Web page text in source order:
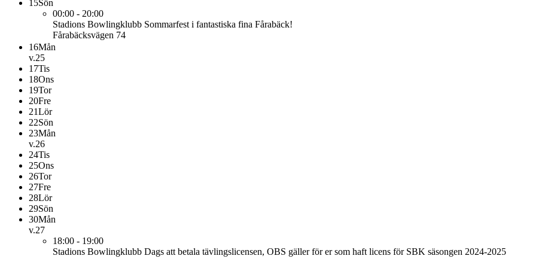
15Sön
00:00 - 20:00
Stadions Bowlingklubb Sommarfest i fantastiska fina Fårabäck!
Fårabäcksvägen 74
16Mån
v.25
17Tis
18Ons
19Tor
20Fre
21Lör
22Sön
23Mån
v.26
24Tis
25Ons
26Tor
27Fre
28Lör
29Sön
30Mån
v.27
18:00 - 19:00
Stadions Bowlingklubb Dags att betala tävlingslicensen, OBS gäller för er som haft licens för SBK säsongen 2024-2025